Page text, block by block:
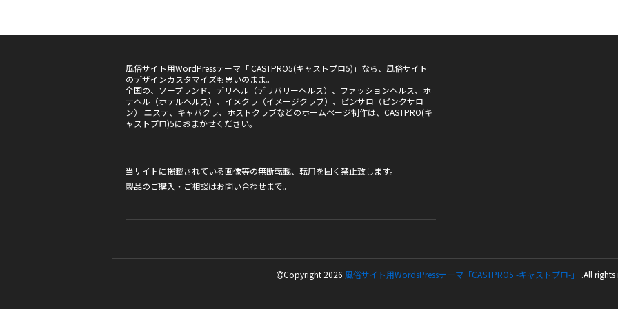
風俗サイト用WordPressテーマ「 CASTPRO5(キャストプロ5)」なら、風俗サイト
のデザインカスタマイズも思いのまま。
全国の、ソープランド、デリヘル（デリバリーヘルス）、ファッションヘルス、ホ
テヘル（ホテルヘルス）、イメクラ（イメージクラブ）、ピンサロ（ピンクサロ
ン） エステ、キャバクラ、ホストクラブなどのホームページ制作は、CASTPRO(キ
ャストプロ)5におまかせください。
当サイトに掲載されている画像等の無断転載、転用を固く禁止致します。
製品のご購入・ご相談はお問い合わせまで。
Copyright 2026 風俗サイト用WordsPressテーマ「CASTPRO5 -キャストプロ-」 .All rights